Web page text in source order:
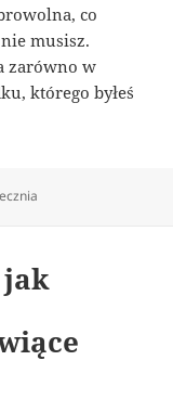
co
musisz.
zarówno w
którego byłeś